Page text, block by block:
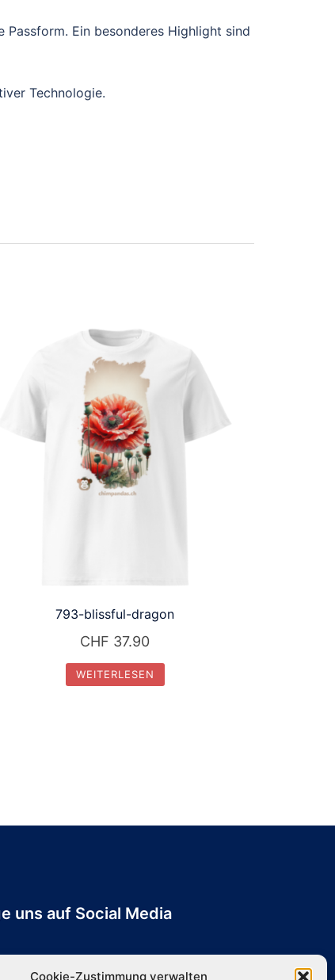
Cookie-Zustimmung verwalten
Ein besonderes Highlight sind
Technologie.
793-blissful-dragon
CHF 37.90
WEITERLESEN
uns auf Social Media